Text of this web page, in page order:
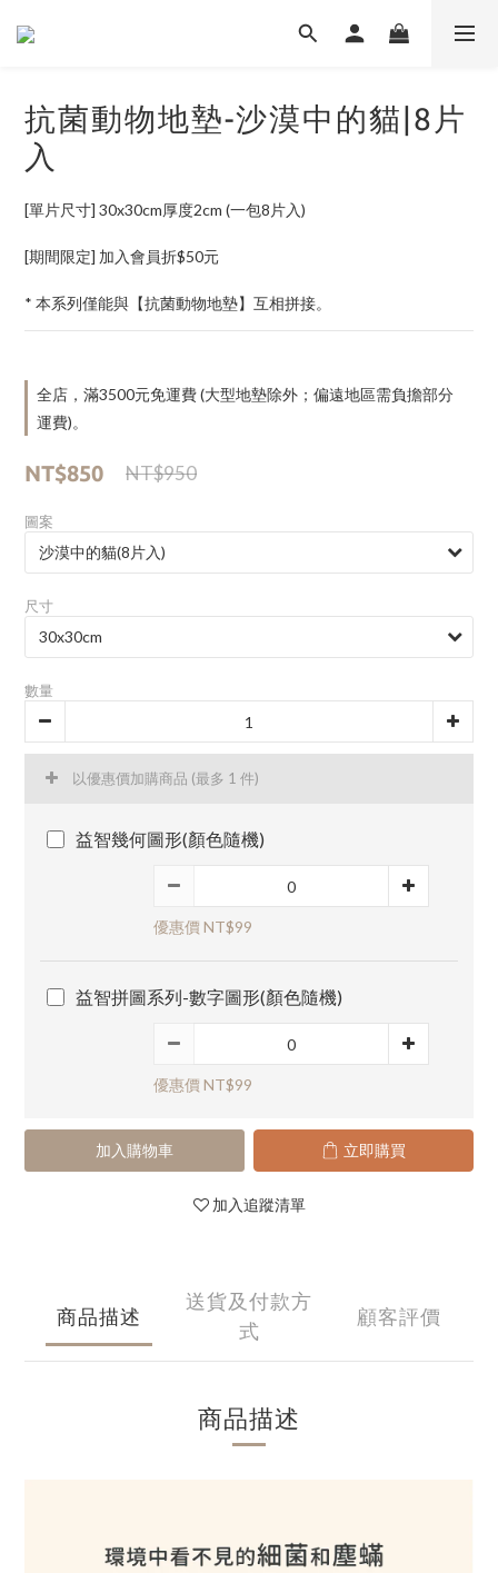
抗菌動物地墊-沙漠中的貓|8片
入
[單片尺寸] 30x30cm厚度2cm (一包8片入)
[期間限定] 加入會員折$50元
* 本系列僅能與【抗菌動物地墊】互相拼接。
全店，滿3500元免運費 (大型地墊除外；偏遠地區需負擔部分
運費)。
NT$850 NT$950
圖案
尺寸
數量
以優惠價加購商品 (最多 1 件)
益智幾何圖形(顏色隨機)
優惠價 NT$99
益智拼圖系列-數字圖形(顏色隨機)
優惠價 NT$99
加入購物車 立即購買
加入追蹤清單
商品描述
送貨及付款方
式
顧客評價
商品描述